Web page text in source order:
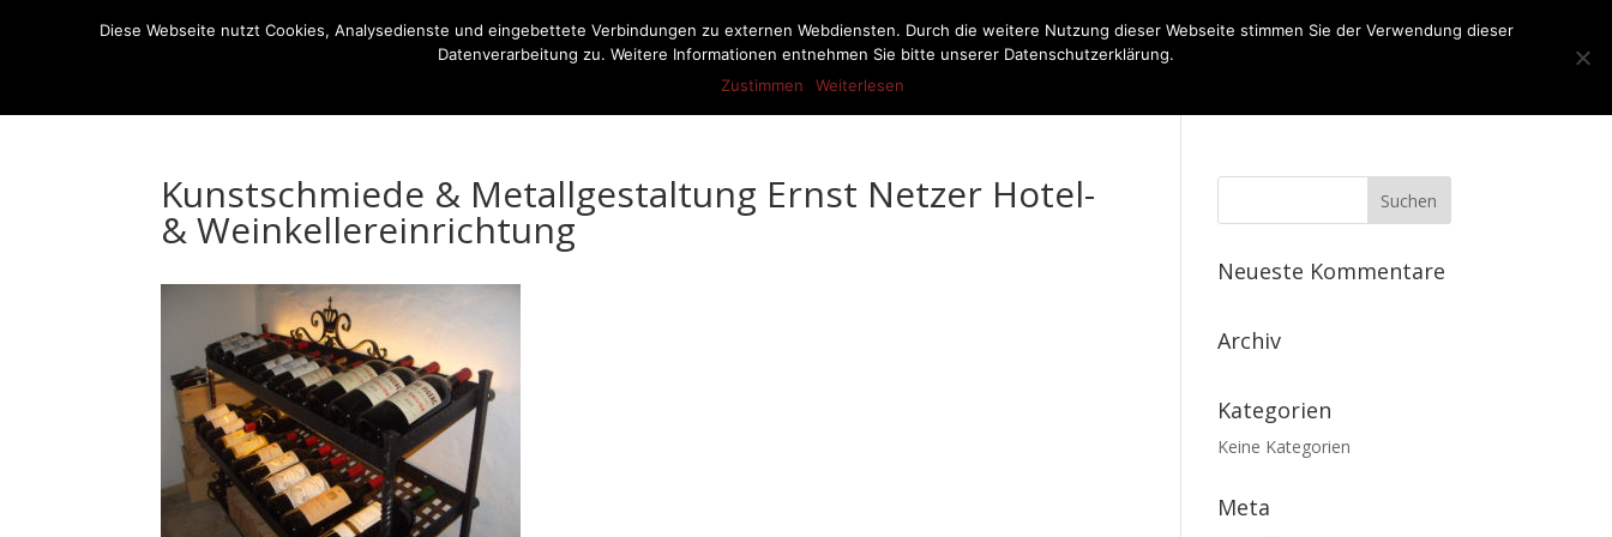
Ausstellung Aktuelles Pferdestalleinrichtung Produkte Referenzen Kontakt
Kunstschmiede & Metallgestaltung Ernst Netzer Hotel-
& Weinkellereinrichtung
Neueste Kommentare
Archiv
Kategorien
Keine Kategorien
Meta
Diese Webseite nutzt Cookies, Analysedienste und eingebettete Verbindungen zu externen Webdiensten. Durch die weitere Nutzung dieser Webseite stimmen Sie der Verwendung dieser
Datenverarbeitung zu. Weitere Informationen entnehmen Sie bitte unserer Datenschutzerklärung.
Zustimmen
Weiterlesen